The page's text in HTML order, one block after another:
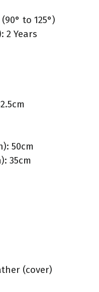
to 125°)
2 Years
50cm
35cm
(cover)